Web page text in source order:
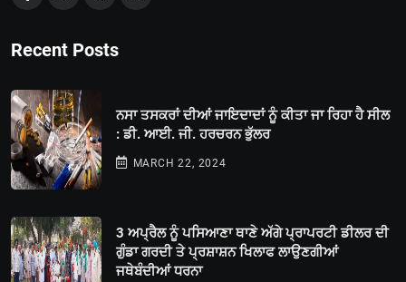
Recent Posts
ਨਸਾ ਤਸਕਰਾਂ ਦੀਆਂ ਜਾਇਦਾਦਾਂ ਨੂੰ ਕੀਤਾ ਜਾ ਰਿਹਾ ਹੈ ਸੀਲ
: ਡੀ. ਆਈ. ਜੀ. ਹਰਚਰਨ ਭੁੱਲਰ
MARCH 22, 2024
3 ਅਪ੍ਰੈਲ ਨੂੰ ਪਸਿਆਣਾ ਥਾਣੇ ਅੱਗੇ ਪ੍ਰਾਪਰਟੀ ਡੀਲਰ ਦੀ
ਗੁੰਡਾ ਗਰਦੀ ਤੇ ਪ੍ਰਸ਼ਾਸ਼ਨ ਖਿਲਾਫ ਲਾਉਣਗੀਆਂ
ਜਥੇਬੰਦੀਆਂ ਧਰਨਾ